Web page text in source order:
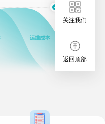
关注我们
返回顶部